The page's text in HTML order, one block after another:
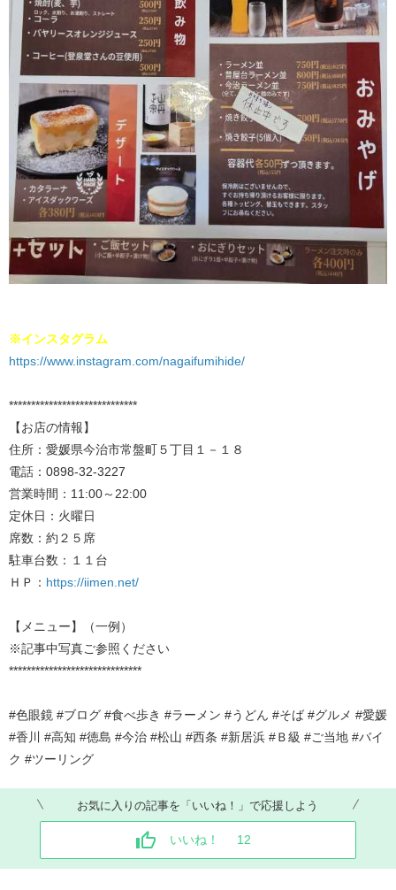
※インスタグラム
https://www.instagram.com/nagaifumihide/
*****************************
【お店の情報】
住所：愛媛県今治市常盤町５丁目１－１８
電話：0898-32-3227
営業時間：11:00～22:00
定休日：火曜日
席数：約２５席
駐車台数：１１台
ＨＰ： https://iimen.net/
【メニュー】（一例）
※記事中写真ご参照ください
******************************
#色眼鏡 #ブログ #食べ歩き #ラーメン #うどん #そば #グルメ #愛媛
#香川 #高知 #徳島 #今治 #松山 #西条 #新居浜 #Ｂ級 #ご当地 #バイ
ク #ツーリング
お気に入りの記事を「いいね！」で応援しよう
いいね！ 12